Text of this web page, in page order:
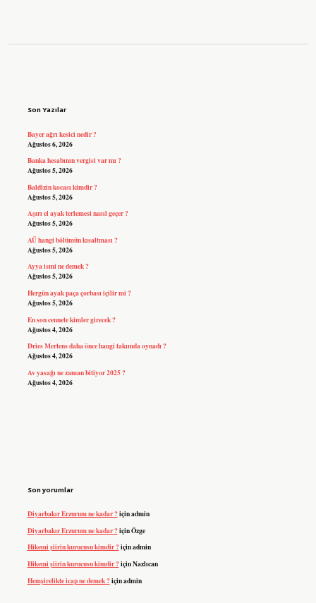
Son Yazılar
Bayer ağrı kesici nedir ?
Ağustos 6, 2026
Banka hesabının vergisi var mı ?
Ağustos 5, 2026
Baldizin kocası kimdir ?
Ağustos 5, 2026
Aşırı el ayak terlemesi nasıl geçer ?
Ağustos 5, 2026
AÜ hangi bölümün kısaltması ?
Ağustos 5, 2026
Ayya ismi ne demek ?
Ağustos 5, 2026
Hergün ayak paça çorbası içilir mi ?
Ağustos 5, 2026
En son cennete kimler girecek ?
Ağustos 4, 2026
Dries Mertens daha önce hangi takımda oynadı ?
Ağustos 4, 2026
Av yasağı ne zaman bitiyor 2025 ?
Ağustos 4, 2026
Son yorumlar
Diyarbakır Erzurum ne kadar ?içinadmin
Diyarbakır Erzurum ne kadar ?içinÖzge
Hikemi şiirin kurucusu kimdir ?içinadmin
Hikemi şiirin kurucusu kimdir ?içinNazlıcan
Hemşirelikte icap ne demek ?içinadmin